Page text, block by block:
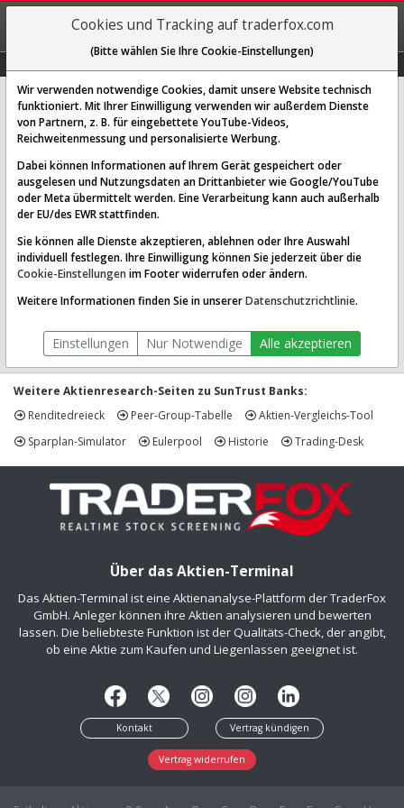
REGIS-
TRIEREN
SunTrust Banks
[SUU | WKN 871788 | ISIN US8679141031]
Volladj. Daten:
anzeigen nicht anzeigen
Weitere Aktienresearch-Seiten zu SunTrust Banks:
Renditedreieck
Peer-Group-Tabelle
Aktien-Vergleichs-Tool
Sparplan-Simulator
Eulerpool Historie Trading-Desk
Über das Aktien-Terminal
Das Aktien-Terminal ist eine Aktienanalyse-Plattform der TraderFox
GmbH. Anleger können ihre Aktien analysieren und bewerten
lassen. Die beliebteste Funktion ist der Qualitäts-Check, der angibt,
ob eine Aktie zum Kaufen und Liegenlassen geeignet ist.
Kontakt Vertrag kündigen
Vertrag widerrufen
Cookies und Tracking auf traderfox.com
(Bitte wählen Sie Ihre Cookie-Einstellungen)
Wir verwenden notwendige Cookies, damit unsere Website technisch
funktioniert. Mit Ihrer Einwilligung verwenden wir außerdem Dienste
von Partnern, z. B. für eingebettete YouTube-Videos,
Reichweitenmessung und personalisierte Werbung.
Dabei können Informationen auf Ihrem Gerät gespeichert oder
ausgelesen und Nutzungsdaten an Drittanbieter wie Google/YouTube
oder Meta übermittelt werden. Eine Verarbeitung kann auch außerhalb
der EU/des EWR stattfinden.
Sie können alle Dienste akzeptieren, ablehnen oder Ihre Auswahl
individuell festlegen. Ihre Einwilligung können Sie jederzeit über die
Cookie-Einstellungen im Footer widerrufen oder ändern.
Weitere Informationen finden Sie in unsererDatenschutzrichtlinie.
Einstellungen Nur Notwendige Alle akzeptieren